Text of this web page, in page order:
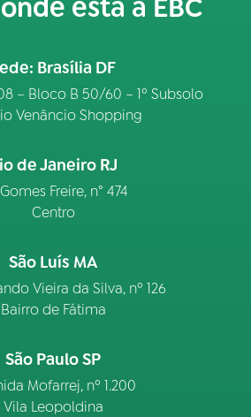
está a EBC
Brasília DF
– Bloco B 50/60 – 1º Subsolo
Venâncio Shopping
de Janeiro RJ
Freire, n° 474
Centro
São Luís MA
Vieira da Silva, nº 126
Bairro de Fátima
São Paulo SP
Mofarrej, nº 1.200
Vila Leopoldina